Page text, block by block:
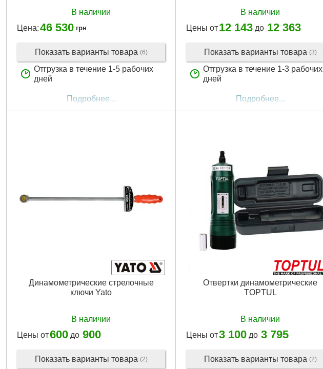
В наличии
Цена:46 530 грн
Показать варианты товара (6)
Отгрузка в течение 1-5 рабочих
дней
Подробнее...
В наличии
Цены от12 143 до 12 363
Показать варианты товара (3)
Отгрузка в течение 1-3 рабочих
дней
Подробнее...
Динамометрические стрелочные
ключи Yato
В наличии
Цены от600 до 900
Показать варианты товара (2)
Отвертки динамометрические
TOPTUL
В наличии
Цены от3 100 до 3 795
Показать варианты товара (2)